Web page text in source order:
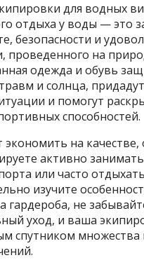
для водных
отдыха у воды — это
безопасности и
проведенного на
одежда и обувь
и солнца,
и помогут
способностей.
экономить на качестве,
активно
или часто
изучите
гардероба, не
уход, и ваша
спутником множества